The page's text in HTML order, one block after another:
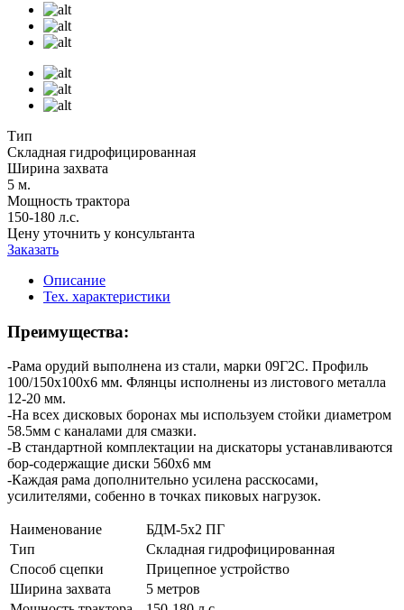
Тип
Складная гидрофицированная
Ширина захвата
5 м.
Мощность трактора
150-180 л.с.
Цену уточнить у консультанта
Заказать
Описание
Тех. характеристики
Преимущества:
-Рама орудий выполнена из стали, марки 09Г2С. Профиль
100/150х100х6 мм. Флянцы исполнены из листового металла
12-20 мм.
-На всех дисковых боронах мы используем стойки диаметром
58.5мм с каналами для смазки.
-В стандартной комплектации на дискаторы устанавливаются
бор-содержащие диски 560х6 мм
-Каждая рама дополнительно усилена расскосами,
усилителями, собенно в точках пиковых нагрузок.
Наименование
БДМ-5х2 ПГ
Тип
Складная гидрофицированная
Способ сцепки
Прицепное устройство
Ширина захвата
5 метров